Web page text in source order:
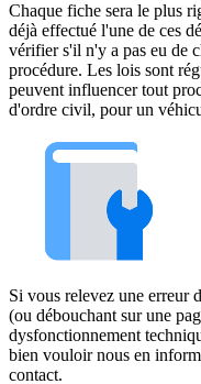
Chaque fiche sera le plus
déjà effectué l'une de ces
vérifier s'il n'y a pas eu de
procédure. Les lois sont
peuvent influencer tout
d'ordre civil, pour un
Si vous relevez une erreur
(ou débouchant sur une
dysfonctionnement
bien vouloir nous en
contact.